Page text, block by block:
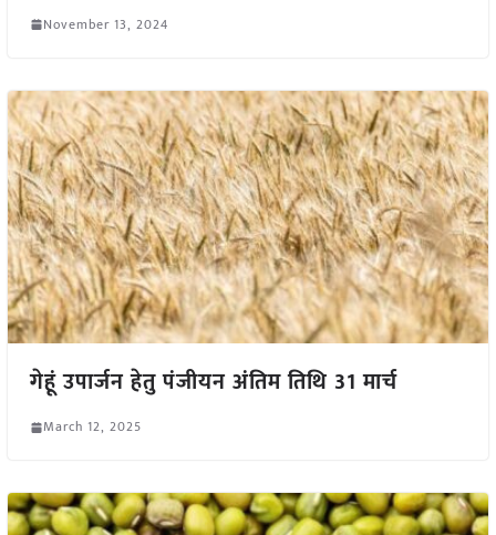
November 13, 2024
गेहूं उपार्जन हेतु पंजीयन अंतिम तिथि 31 मार्च
March 12, 2025